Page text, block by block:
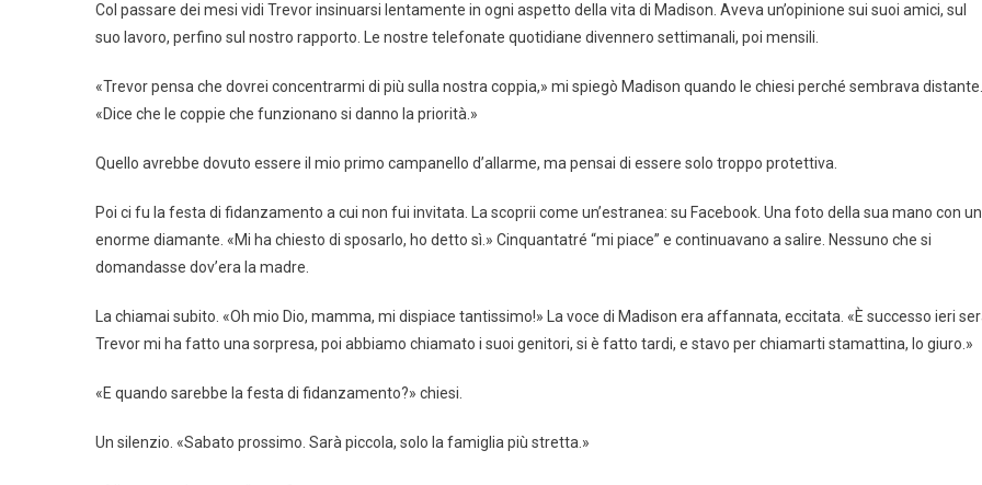
Col passare dei mesi vidi Trevor insinuarsi lentamente in ogni aspetto della vita di Madison. Aveva un’opinione sui suoi amici, sul
suo lavoro, perfino sul nostro rapporto. Le nostre telefonate quotidiane divennero settimanali, poi mensili.
«Trevor pensa che dovrei concentrarmi di più sulla nostra coppia,» mi spiegò Madison quando le chiesi perché sembrava distante.
«Dice che le coppie che funzionano si danno la priorità.»
Quello avrebbe dovuto essere il mio primo campanello d’allarme, ma pensai di essere solo troppo protettiva.
Poi ci fu la festa di fidanzamento a cui non fui invitata. La scoprii come un’estranea: su Facebook. Una foto della sua mano con un
enorme diamante. «Mi ha chiesto di sposarlo, ho detto sì.» Cinquantatré “mi piace” e continuavano a salire. Nessuno che si
domandasse dov’era la madre.
La chiamai subito. «Oh mio Dio, mamma, mi dispiace tantissimo!» La voce di Madison era affannata, eccitata. «È successo ieri
Trevor mi ha fatto una sorpresa, poi abbiamo chiamato i suoi genitori, si è fatto tardi, e stavo per chiamarti stamattina, lo giuro.»
«E quando sarebbe la festa di fidanzamento?» chiesi.
Un silenzio. «Sabato prossimo. Sarà piccola, solo la famiglia più stretta.»